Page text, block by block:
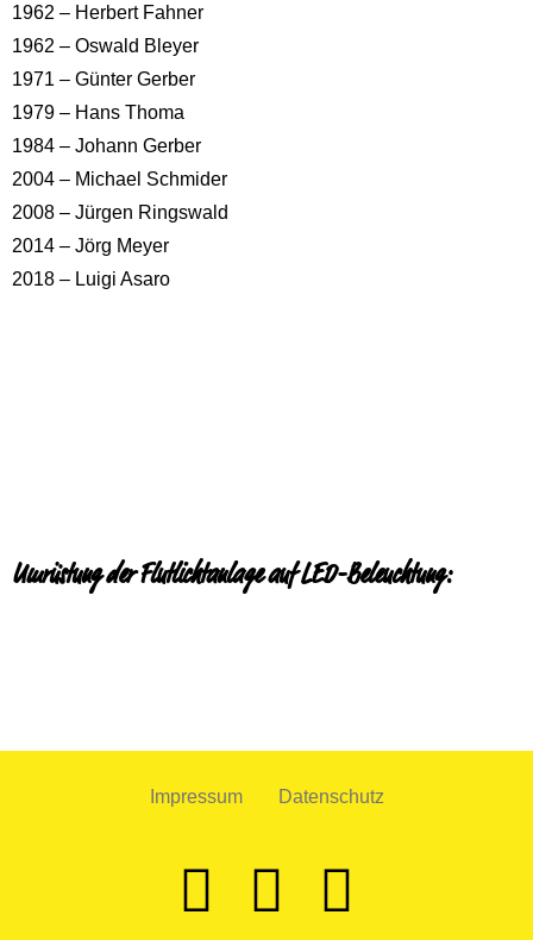
1962 – Herbert Fahner
1962 – Oswald Bleyer
1971 – Günter Gerber
1979 – Hans Thoma
1984 – Johann Gerber
2004 – Michael Schmider
2008 – Jürgen Ringswald
2014 – Jörg Meyer
2018 – Luigi Asaro
Umrüstung der Flutlichtanlage auf LED-Beleuchtung:
Impressum Datenschutz